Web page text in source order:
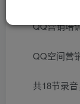
QQ营销培
QQ空间营
共18节录